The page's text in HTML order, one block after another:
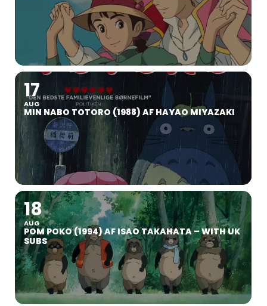
17
AUG
MIN NABO TOTORO (1988) AF HAYAO MIYAZAKI
18
AUG
POM POKO (1994) AF ISAO TAKAHATA – WITH UK
SUBS